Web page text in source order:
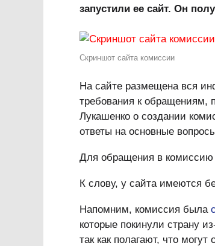
запустили ее сайт. Он
Скриншот сайта комиссии
На сайте размещена вся
требования к обращениям,
Лукашенко о создании
ответы на основные
Для обращения в комиссию
К слову, у сайта имеются
Напомним, комиссия была
которые покинули страну
так как полагают, что